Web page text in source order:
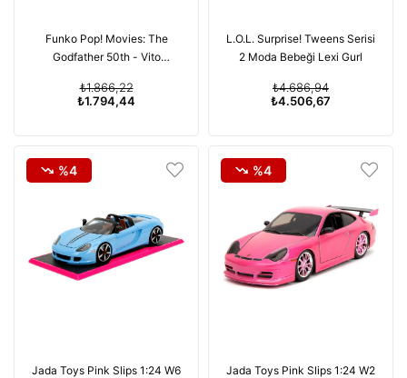
Funko Pop! Movies: The
Godfather 50th - Vito
₺1.794,44
₺1.866,22
L.O.L. Surprise! Tweens Serisi
2 Moda Bebeği Lexi Gurl
₺4.506,67
₺4.686,94
Jada Toys Pink Slips 1:24 W6
%4
Jada Toys Pink Slips 1:24 W2
%4